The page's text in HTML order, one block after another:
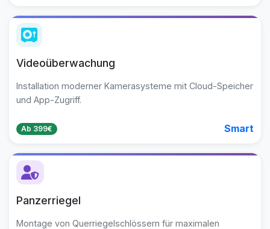
Videoüberwachung
Installation moderner Kamerasysteme mit Cloud-Speicher
und App-Zugriff.
Ab 399€ Smart
Panzerriegel
Montage von Querriegelschlössern für maximalen